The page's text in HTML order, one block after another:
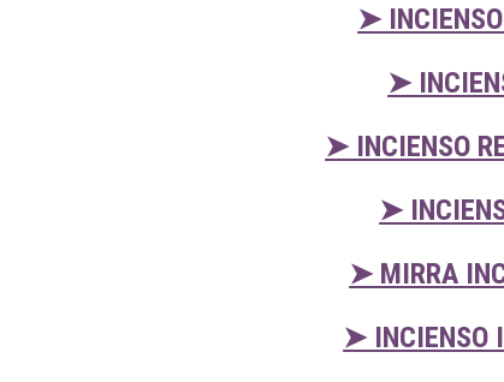
➤ INCIENSO
➤
➤ INCIENSO
➤
➤ MIRRA
➤ INCIENSO